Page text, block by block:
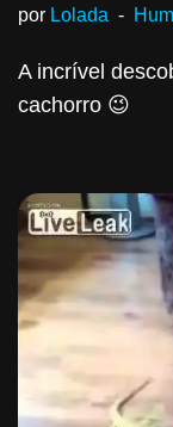
por Lolada
A incrível
cachorro 😉